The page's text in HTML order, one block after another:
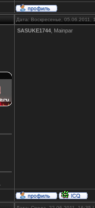
Дата: Воскресенье,
SASUKE1744 , Mainpar